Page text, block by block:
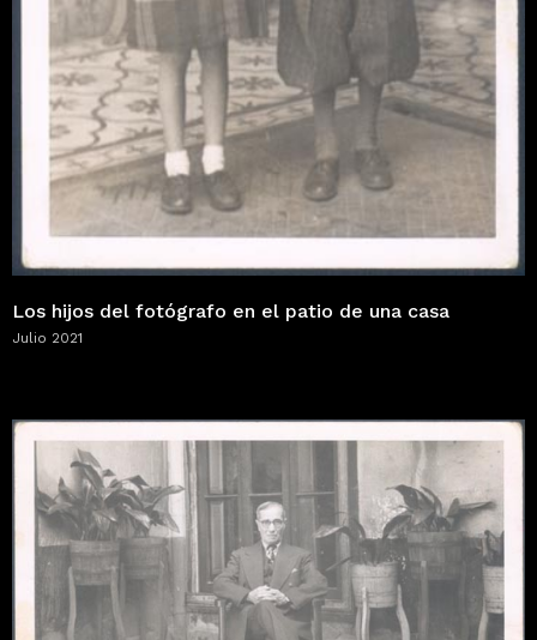
Los hijos del fotógrafo en el patio de una casa
Julio 2021